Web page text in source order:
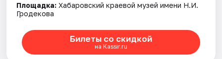
Площадка: Хабаровский краевой музей имени Н.И.
Гродекова
Билеты со скидкой
на Kassir.ru